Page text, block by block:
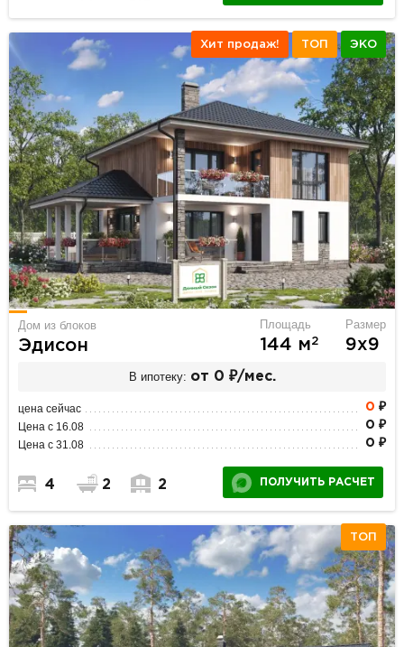
Хит продаж! ТОП ЭКО
Дом из блоков
Эдисон
Площадь
144 м2
Размер
9х9
В ипотеку: от 0 ₽/мес.
цена сейчас 0 ₽
Цена с 16.08 0 ₽
Цена с 31.08 0 ₽
4 2 2 ПОЛУЧИТЬ РАСЧЕТ
ТОП